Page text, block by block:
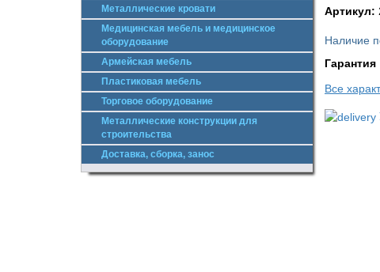
Металлические кровати
Медицинская мебель и медицинское
оборудование
Армейская мебель
Пластиковая мебель
Торговое оборудование
Металлические конструкции для
строительства
Доставка, сборка, занос
Артикул:
Наличие
Гарантия
Все